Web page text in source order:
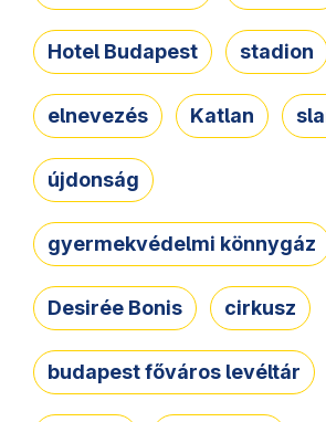
Hotel Budapest stadion
elnevezés Katlan
újdonság
gyermekvédelmi könnygáz
Desirée Bonis cirkusz
budapest főváros levéltár